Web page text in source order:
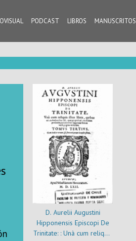
PODCAST LIBROS MANUSCRITOS
D. Aurelii Augustini
Hipponensis Episcopi De
Trinitate: : Unà cum reliquis